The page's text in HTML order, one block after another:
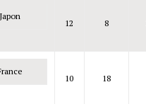
Japon
12 8
10 18